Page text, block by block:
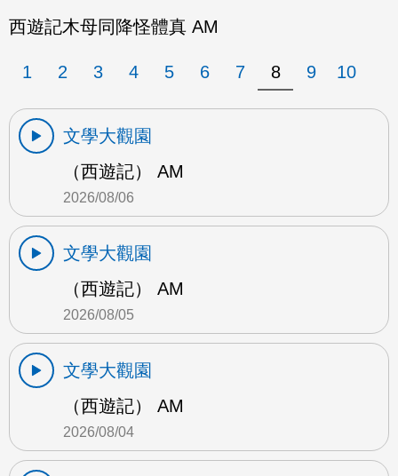
西遊記木母同降怪體真 AM
1 2 3 4 5 6 7 8 9 10
文學大觀園
（西遊記） AM
2026/08/06
文學大觀園
（西遊記） AM
2026/08/05
文學大觀園
（西遊記） AM
2026/08/04